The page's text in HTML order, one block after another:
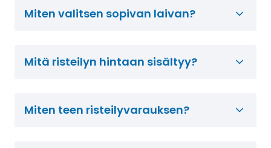
Miten valitsen sopivan laivan?
Mitä risteilyn hintaan sisältyy?
Miten teen risteilyvarauksen?